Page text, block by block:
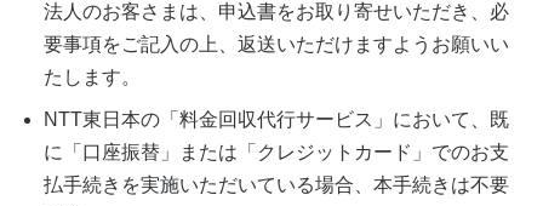
法人のお客さまは、申込書をお取り寄せいただき、必
要事項をご記入の上、返送いただけますようお願いい
たします。
NTT東日本の「料金回収代行サービス」において、既
に「口座振替」または「クレジットカード」でのお支
払手続きを実施いただいている場合、本手続きは不要